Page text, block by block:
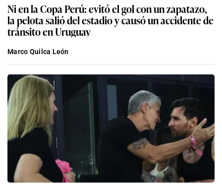
Ni en la Copa Perú: evitó el gol con un zapatazo,
la pelota salió del estadio y causó un accidente de
tránsito en Uruguay
Marco Quilca León